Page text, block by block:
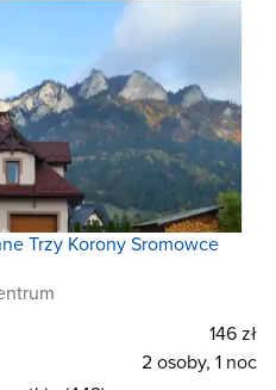
Trzy Korony Sromowce
146 zł
2 osoby, 1 noc